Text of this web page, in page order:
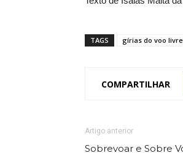
TAGS gírias do voo livre
COMPARTILHAR
Artigo anterior
Sobrevoar e Sobre